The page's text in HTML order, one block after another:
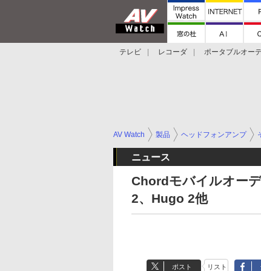
テレビ レコーダ ポータブルオー
AV Watch 製品 ヘッドフォンアンプ
ニュース
Chordモバイルオー
2、Hugo 2他
ポスト リスト